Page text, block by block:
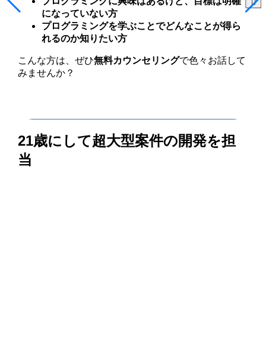
になっていない方
プログラミングを学ぶことでどんなことが得ら
れるのか知りたい方
こんな方は、ぜひ無料カウンセリングで色々お話して
みませんか？
21歳にして超大型案件の開発を担
当